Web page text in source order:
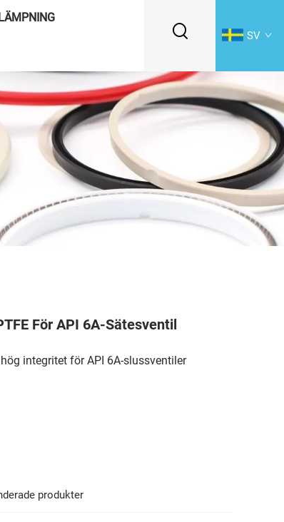
SV
För API 6A-Sätesventil
integritet för API 6A-slussventiler
produkter